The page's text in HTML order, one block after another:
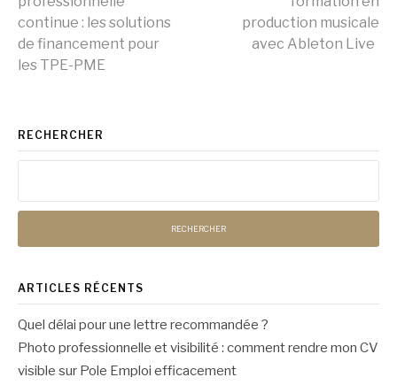
la
suite
continue : les solutions
de financement pour
les TPE-PME
production musicale
avec Ableton Live
RECHERCHER
ARTICLES RÉCENTS
Quel délai pour une lettre recommandée ?
Photo professionnelle et visibilité : comment rendre mon CV
visible sur Pole Emploi efficacement